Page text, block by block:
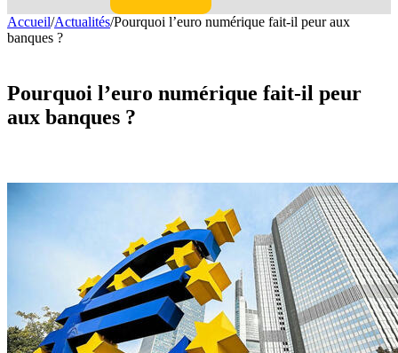
Accueil/Actualités/Pourquoi l’euro numérique fait-il peur aux
banques ?
Pourquoi l’euro numérique fait-il peur
aux banques ?